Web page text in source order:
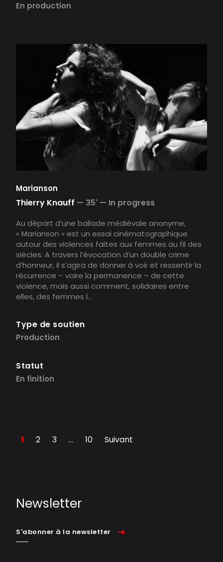
En production
Marianson
Thierry Knauff — 35' — In progress
Au départ d’une ballade médiévale anonyme,
« Marianson » est un essai cinématographique
autour des violences faites aux femmes au fil des
siècles. A travers l’évocation d’un double crime
d’honneur, il s’agira de donner à voir et ressentir la
récurrence – voire la permanence – de cette
violence, mais aussi comment, solidaires entre
elles, des femmes l...
Type de soutien
Production
Statut
En finition
1 2 3 … 10 Suivant
Newsletter
S'abonner à la newsletter